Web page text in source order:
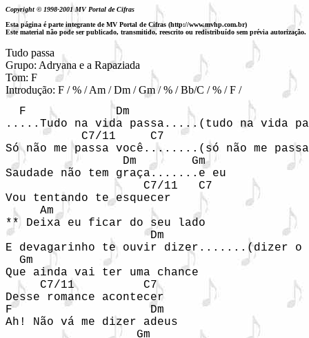
Copyright © 1998-2001 MV Portal de Cifras
Esta página é parte integrante de MV Portal de Cifras (http://www.mvhp.com.br)
Este material não pode ser publicado, transmitido, reescrito ou redistribuído sem prévia autorização.
Tudo passa
Grupo: Adryana e a Rapaziada
Tom: F
Introdução: F / % / Am / Dm / Gm / % / Bb/C / % / F /
F             Dm
.....Tudo na vida passa.....(tudo na vida
C7/11     C7
Só não me passa você........(só não me
                 Dm        Gm
Saudade não tem graça.......e eu
                    C7/11   C7
Vou tentando te esquecer
     Am
** Deixa eu ficar do seu lado
                     Dm
E devagarinho te ouvir dizer.......(dizer o
  Gm
Que ainda vai ter uma chance
     C7/11          C7
Desse romance acontecer
F                    Dm
Ah! Não vá me dizer adeus
                   Gm